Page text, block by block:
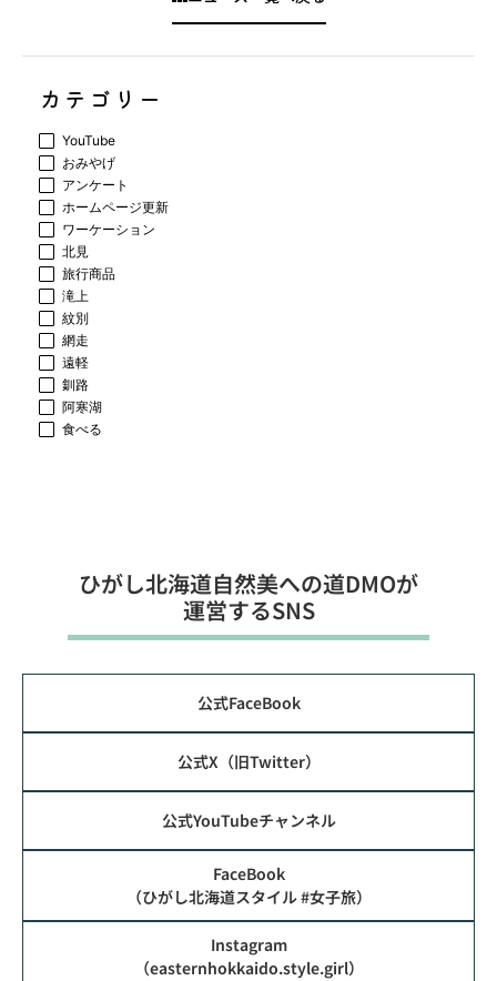
カテゴリー
YouTube
おみやげ
アンケート
ホームページ更新
ワーケーション
北見
旅行商品
滝上
紋別
網走
遠軽
釧路
阿寒湖
食べる
ひがし北海道⾃然美への道DMOが
運営するSNS
公式FaceBook
公式X（旧Twitter）
公式YouTubeチャンネル
FaceBook
（ひがし北海道スタイル #女子旅）
Instagram
（easternhokkaido.style.girl）